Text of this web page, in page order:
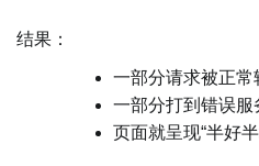
结果：
一部分请求被正常
一部分打到错误服
页面就呈现“半好半